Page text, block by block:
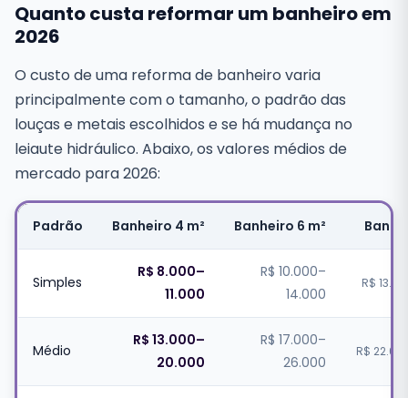
Quanto custa reformar um banheiro em
2026
O custo de uma reforma de banheiro varia
principalmente com o tamanho, o padrão das
louças e metais escolhidos e se há mudança no
leiaute hidráulico. Abaixo, os valores médios de
mercado para 2026:
Padrão Banheiro 4 m² Banheiro 6 m²
Simples
R$ 8.000–
11.000
R$ 10.000–
14.000
R$
Médio
R$ 13.000–
20.000
R$ 17.000–
26.000
R$